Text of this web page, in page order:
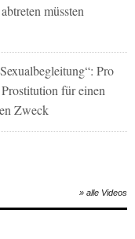
müssten
Pro
für einen
Zweck
» alle Videos